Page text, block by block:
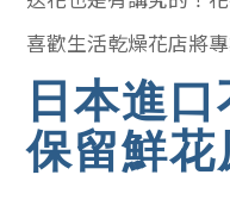
喜歡生活乾燥花店將
日本進口
保留鮮